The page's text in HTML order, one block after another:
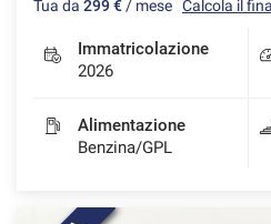
Tua da 299 € / mese Calcola il
Immatricolazione
2026
Alimentazione
Benzina/GPL